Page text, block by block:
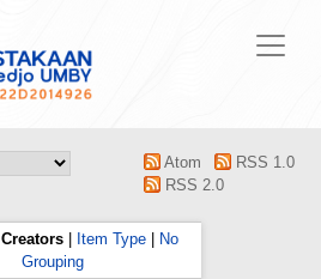
Atom
RSS 1.0
RSS 2.0
Creators| Item Type|
No
Grouping